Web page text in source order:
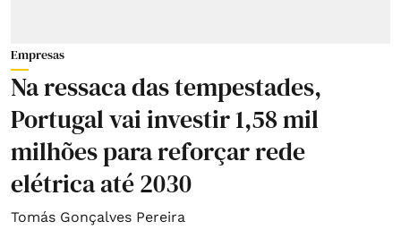
Empresas
Na ressaca das tempestades,
Portugal vai investir 1,58 mil
milhões para reforçar rede
elétrica até 2030
Tomás Gonçalves Pereira